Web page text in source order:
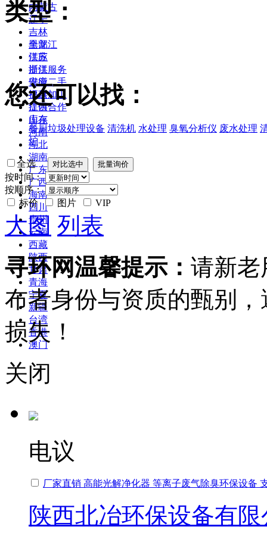
内蒙古
辽宁
吉林
黑龙江
江苏
浙江
安徽
福建
江西
山东
河南
湖北
湖南
广东
广西
海南
四川
贵州
云南
西藏
陕西
甘肃
青海
宁夏
新疆
台湾
香港
澳门
类型：
全部
供应
提供服务
供应二手
提供加工
提供合作
库存
您还可以找：
餐厨垃圾处理设备 清洗机 水处理 臭氧分析仪 废水处理
炉
全选
按时间：
按顺序：
标价
图片 VIP
大图 列表
寻环网温馨提示： 请新老
布者身份与资质的甄别
损失！
关闭
电议
厂家直销 高能光解净化器 等离子废气除臭环保设备
陕西北冶环保设备有